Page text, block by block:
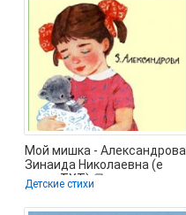
Мой мишка - Александрова
Зинаида Николаевна (е
книги TXT) 📗
Детские стихи